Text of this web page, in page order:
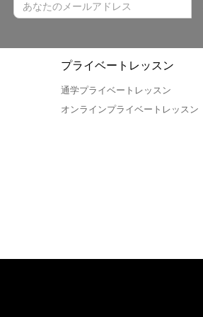
プライベートレッスン
通学プライベートレッスン
オンラインプライベートレッスン